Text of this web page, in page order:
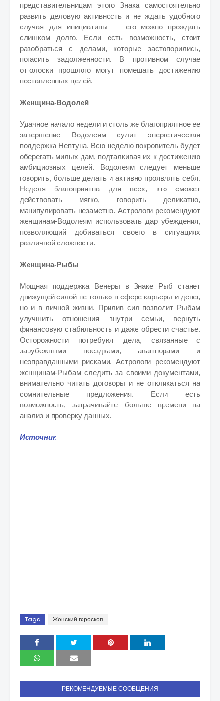
представительницам этого Знака самостоятельно
развить деловую активность и не ждать удобного
случая для инициативы — его можно прождать
слишком долго. Если есть возможность, стоит
разобраться с делами, которые застопорились,
погасить задолженности. В противном случае
отголоски прошлого могут помешать достижению
поставленных целей.
Женщина-Водолей
Удачное начало недели и столь же благоприятное ее
завершение Водолеям сулит энергетическая
поддержка Нептуна. Всю неделю покровитель будет
оберегать милых дам, подталкивая их к достижению
амбициозных целей. Водолеям следует меньше
говорить, больше делать и активно проявлять себя.
Неделя благоприятна для всех, кто сможет
действовать мягко, говорить деликатно,
манипулировать незаметно. Астрологи рекомендуют
женщинам-Водолеям использовать дар убеждения,
позволяющий добиваться своего в ситуациях
различной сложности.
Женщина-Рыбы
Мощная поддержка Венеры в Знаке Рыб станет
движущей силой не только в сфере карьеры и денег,
но и в личной жизни. Прилив сил позволит Рыбам
улучшить отношения внутри семьи, вернуть
финансовую стабильность и даже обрести счастье.
Осторожности потребуют дела, связанные с
зарубежными поездками, авантюрами и
неоправданными рисками. Астрологи рекомендуют
женщинам-Рыбам следить за своими документами,
внимательно читать договоры и не откликаться на
сомнительные предложения. Если есть
возможность, затрачивайте больше времени на
анализ и проверку данных.
Источник
Tags Женский гороскоп
РЕКОМЕНДУЕМЫЕ СООБЩЕНИЯ